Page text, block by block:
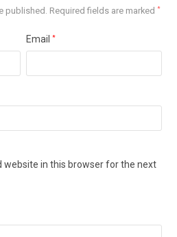
published. Required fields are marked*
Email*
website in this browser for the next